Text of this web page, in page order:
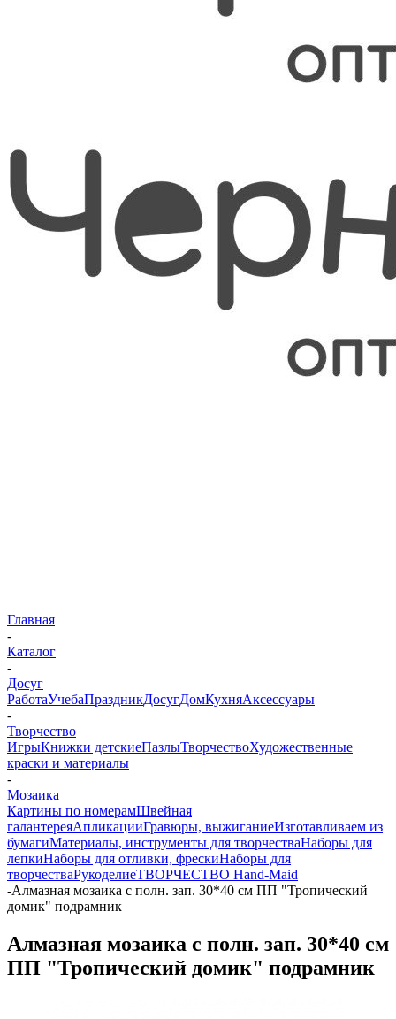
Главная
-
Каталог
-
Досуг
РаботаУчебаПраздникДосугДомКухняАксессуары
-
Творчество
ИгрыКнижки детскиеПазлыТворчествоХудожественные
краски и материалы
-
Мозаика
Картины по номерамШвейная
галантереяАпликацииГравюры, выжиганиеИзготавливаем из
бумагиМатериалы, инструменты для творчестваНаборы для
лепкиНаборы для отливки, фрескиНаборы для
творчестваРукоделиеТВОРЧЕСТВО Hand-Maid
-Алмазная мозаика с полн. зап. 30*40 см ПП "Тропический
домик" подрамник
Алмазная мозаика с полн. зап. 30*40 см
ПП "Тропический домик" подрамник